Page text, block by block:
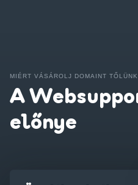
MIÉRT VÁSÁROLJ DOMAINT
A
előnye